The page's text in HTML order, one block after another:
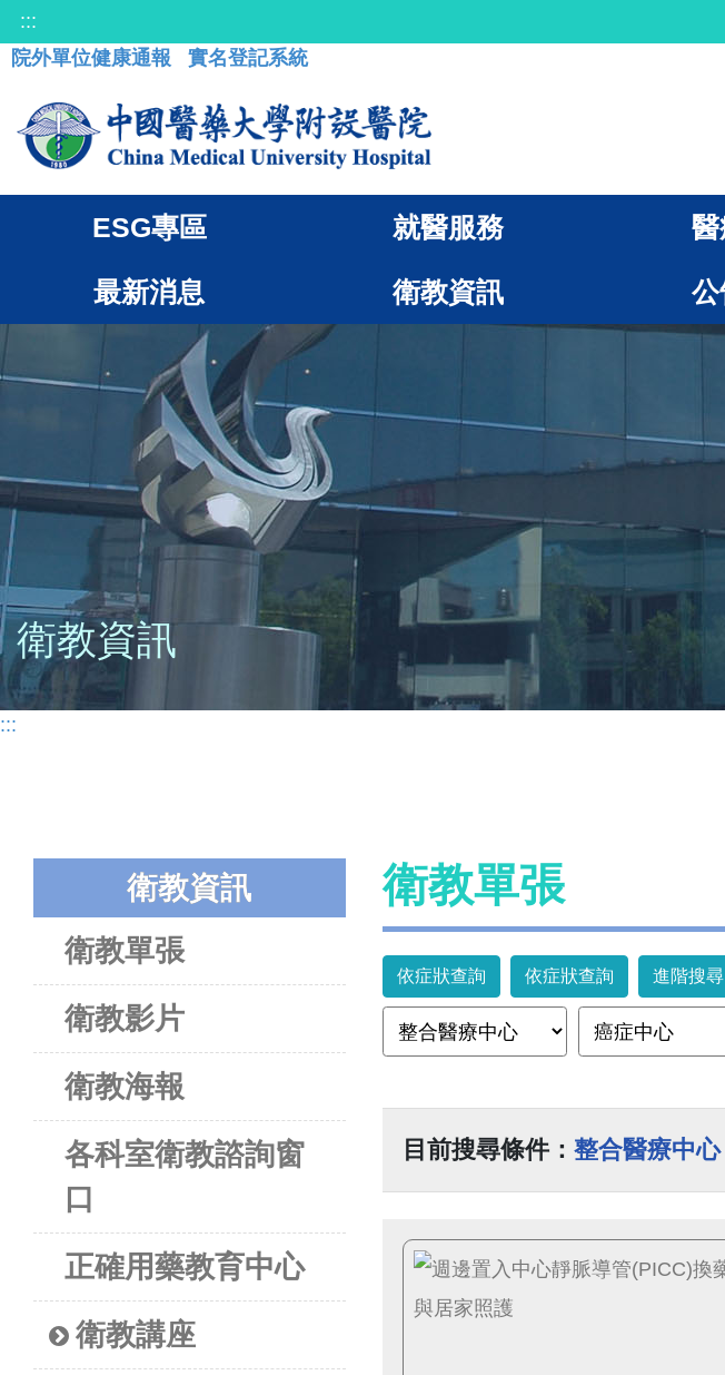
:::
院外單位健康通報
實名登記系統
ESG專區 就醫服務
最新消息 衛教資訊
衛教資訊
:::
衛教資訊
衛教單張
衛教影片
衛教海報
各科室衛教諮詢窗
口
正確用藥教育中心
衛教講座
衛教單張
依症狀查詢 依症狀查詢 進階搜尋
目前搜尋條件： 整合醫療中